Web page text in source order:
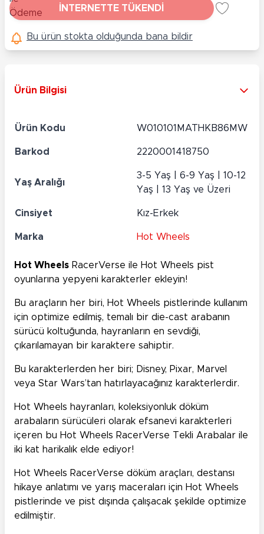
İNTERNETTE TÜKENDİ
Bu ürün stokta olduğunda bana bildir
Ürün Bilgisi
Ürün Kodu W010101MATHKB86MW
Barkod 2220001418750
Yaş Aralığı
3-5 Yaş | 6-9 Yaş | 10-12
Yaş | 13 Yaş ve Üzeri
Cinsiyet Kız-Erkek
Marka Hot Wheels
Hot Wheels RacerVerse ile Hot Wheels pist
oyunlarına yepyeni karakterler ekleyin!
Bu araçların her biri, Hot Wheels pistlerinde kullanım
için optimize edilmiş, temalı bir die-cast arabanın
sürücü koltuğunda, hayranların en sevdiği,
çıkarılamayan bir karaktere sahiptir.
Bu karakterlerden her biri; Disney, Pixar, Marvel
veya Star Wars’tan hatırlayacağınız karakterlerdir.
Hot Wheels hayranları, koleksiyonluk döküm
arabaların sürücüleri olarak efsanevi karakterleri
içeren bu Hot Wheels RacerVerse Tekli Arabalar ile
iki kat harikalık elde ediyor!
Hot Wheels RacerVerse döküm araçları, destansı
hikaye anlatımı ve yarış maceraları için Hot Wheels
pistlerinde ve pist dışında çalışacak şekilde optimize
edilmiştir.